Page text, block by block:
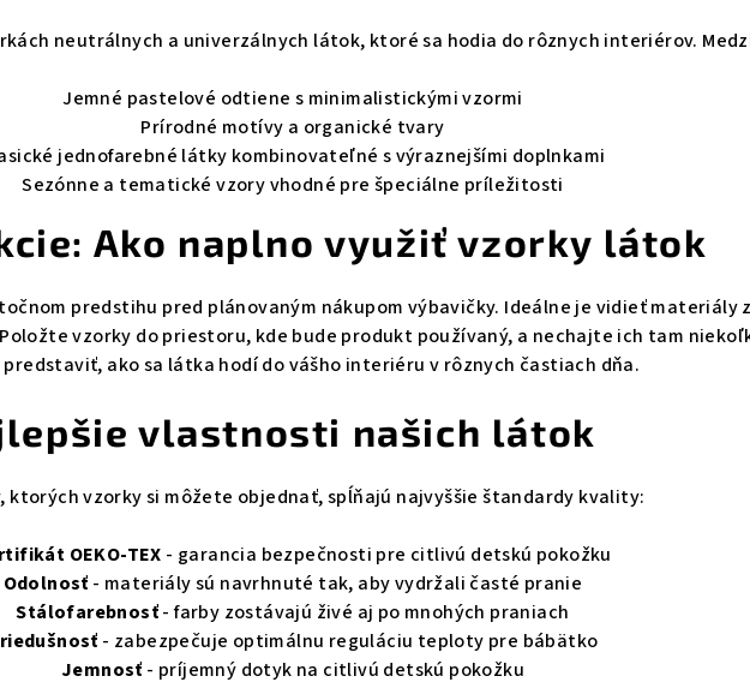
neutrálnych a univerzálnych látok, ktoré sa hodia do rôznych interiérov.
Jemné pastelové odtiene s minimalistickými vzormi
Prírodné motívy a organické tvary
jednofarebné látky kombinovateľné s výraznejšími doplnkami
Sezónne a tematické vzory vhodné pre špeciálne príležitosti
Ako naplno využiť vzorky látok
predstihu pred plánovaným nákupom výbavičky. Ideálne je vidieť materiály
vzorky do priestoru, kde bude produkt používaný, a nechajte ich tam
ako sa látka hodí do vášho interiéru v rôznych častiach dňa.
vlastnosti našich látok
ktorých vzorky si môžete objednať, spĺňajú najvyššie štandardy kvality:
OEKO-TEX - garancia bezpečnosti pre citlivú detskú pokožku
Odolnosť - materiály sú navrhnuté tak, aby vydržali časté pranie
Stálofarebnosť- farby zostávajú živé aj po mnohých praniach
- zabezpečuje optimálnu reguláciu teploty pre bábätko
Jemnosť - príjemný dotyk na citlivú detskú pokožku